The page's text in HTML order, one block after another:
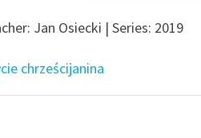
Jan Osiecki | Series: 2019
chrześcijanina